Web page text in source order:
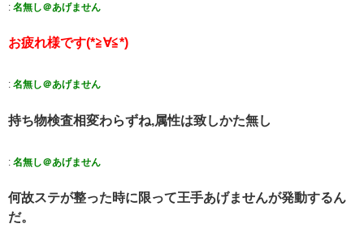
: 名無し＠あげません
お疲れ様です(*≧∀≦*)
: 名無し＠あげません
持ち物検査相変わらずね,属性は致しかた無し
: 名無し＠あげません
何故ステが整った時に限って王手あげませんが発動するん
だ。